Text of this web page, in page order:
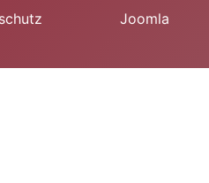
Joomla